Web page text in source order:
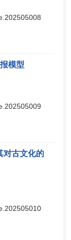
模型
对古文化的